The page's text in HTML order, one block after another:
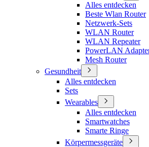
Alles entdecken
Beste Wlan Router
Netzwerk-Sets
WLAN Router
WLAN Repeater
PowerLAN
Mesh Router
Gesundheit
Alles entdecken
Sets
Wearables
Alles entdecken
Smartwatches
Smarte Ringe
Körpermessgeräte